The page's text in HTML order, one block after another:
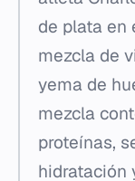
de plata en
mezcla de
yema de
mezcla
proteínas,
hidratación